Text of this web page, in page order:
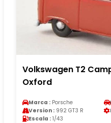
Volkswagen T2
Oxford
Marca : Porsche
Version : 992 GT3 R
Escala : 1/43